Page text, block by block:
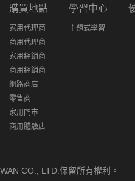
購買地點
家用代理商
商用代理商
家用經銷商
商用經銷商
網路商店
零售商
家用門市
商用體驗店
學習中心
主題式學習
CO., LTD.保留所有權利。